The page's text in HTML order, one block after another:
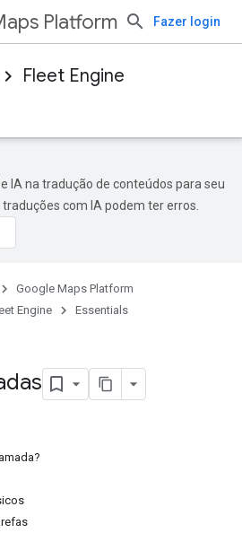
Platform Fazer login
Fleet Engine
IA na tradução de conteúdos para seu
com IA podem ter erros.
Google Maps Platform
Engine Essentials